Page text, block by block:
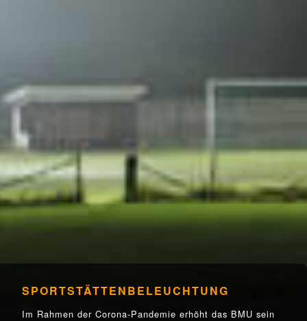
SPORTSTÄTTENBELEUCHTUNG
Im Rahmen der Corona-Pandemie erhöht das BMU sein